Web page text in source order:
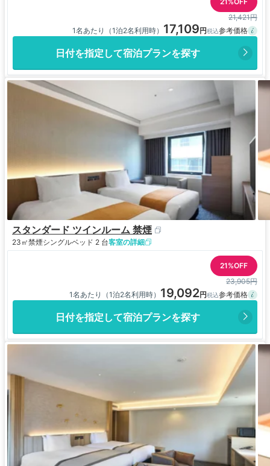
21,421円
1名あたり（1泊2名利用時） 17,109
日付を指定して宿泊プランを探す
スタンダード ツインルーム 禁煙
23㎡禁煙シングルベッド 2 台客室の詳細
21%OFF
23,905円
1名あたり（1泊2名利用時） 19,092
日付を指定して宿泊プランを探す